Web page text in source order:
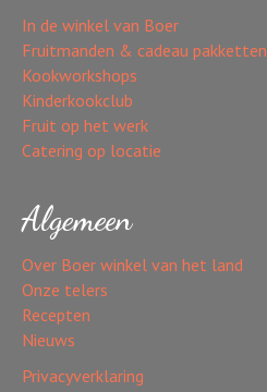
In de winkel van Boer
Fruitmanden & cadeau pakketten
Kookworkshops
Kinderkookclub
Fruit op het werk
Catering op locatie
Algemeen
Over Boer winkel van het land
Onze telers
Recepten
Nieuws
Privacyverklaring